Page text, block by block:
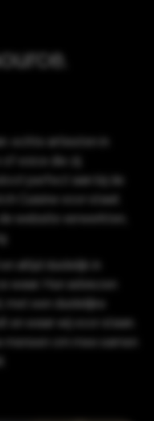
echte artiesten in
voice die zij
perfect aan bij de
Cuisine voor staat.
website verwerkten,
altijd duidelijk in
waar. Hun adviezen
een duidelijke
en waar wij voor staan.
om mee samen